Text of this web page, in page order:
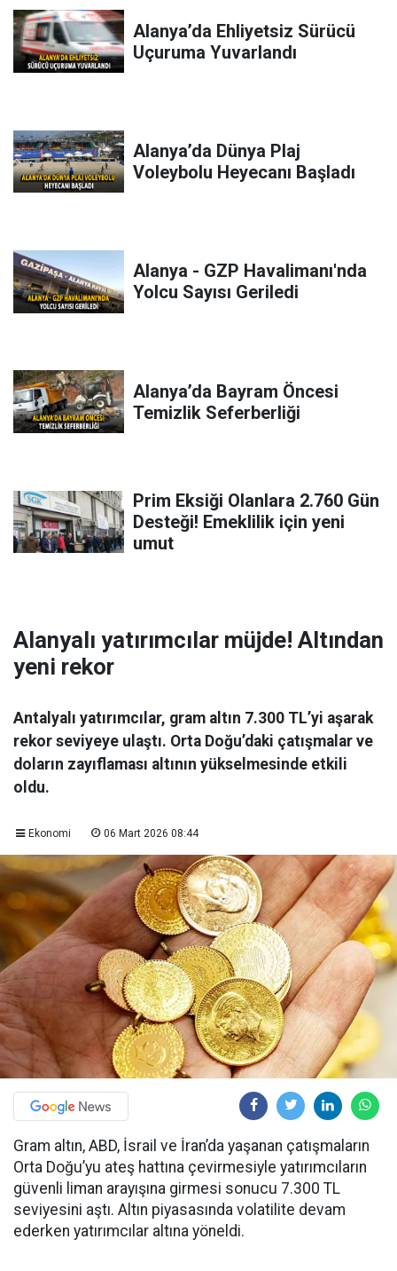
Alanya’da Ehliyetsiz Sürücü
Uçuruma Yuvarlandı
Alanya’da Dünya Plaj
Voleybolu Heyecanı Başladı
Alanya - GZP Havalimanı'nda
Yolcu Sayısı Geriledi
Alanya’da Bayram Öncesi
Temizlik Seferberliği
Prim Eksiği Olanlara 2.760 Gün
Desteği! Emeklilik için yeni
umut
Alanyalı yatırımcılar müjde! Altından
yeni rekor
Antalyalı yatırımcılar, gram altın 7.300 TL’yi aşarak
rekor seviyeye ulaştı. Orta Doğu’daki çatışmalar ve
doların zayıflaması altının yükselmesinde etkili
oldu.
Ekonomi 06 Mart 2026 08:44
Gram altın, ABD, İsrail ve İran’da yaşanan çatışmaların
Orta Doğu’yu ateş hattına çevirmesiyle yatırımcıların
güvenli liman arayışına girmesi sonucu 7.300 TL
seviyesini aştı. Altın piyasasında volatilite devam
ederken yatırımcılar altına yöneldi.